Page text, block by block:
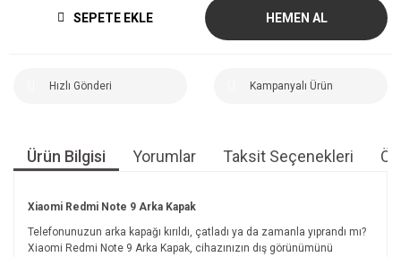
SEPETE EKLE HEMEN AL
Hızlı Gönderi Kampanyalı Ürün
Ürün Bilgisi Yorumlar Taksit Seçenekleri
Xiaomi Redmi Note 9 Arka Kapak
Telefonunuzun arka kapağı kırıldı, çatladı ya da zamanla yıprandı mı?
Xiaomi Redmi Note 9 Arka Kapak, cihazınızın dış görünümünü